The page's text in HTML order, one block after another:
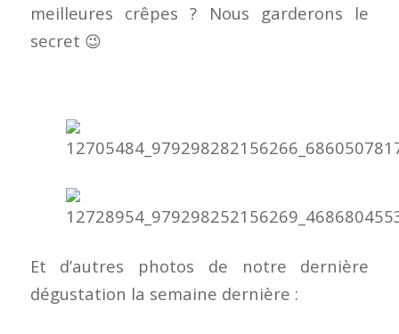
meilleures crêpes ? Nous garderons le
secret 😉
Et d’autres photos de notre dernière
dégustation la semaine dernière :